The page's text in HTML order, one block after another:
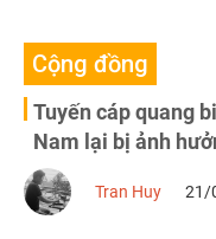
Cộng đồng
Tuyến cáp quang
Nam lại bị ảnh
Tran Huy 21/